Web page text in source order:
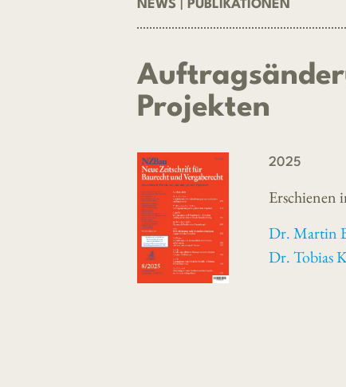
NEWS PUBLIKATIONEN
Projekten
2025
Erschienen
Dr. Martin
Dr. Tobias